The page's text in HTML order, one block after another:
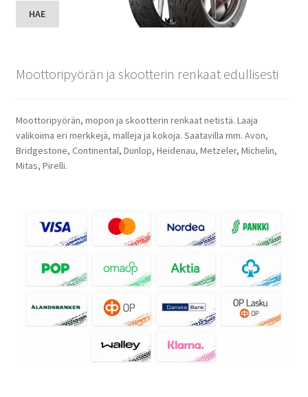
HAE
Moottoripyörän ja skootterin renkaat edullisesti
Moottoripyörän, mopon ja skootterin renkaat netistä. Laaja
valikoima eri merkkejä, malleja ja kokoja. Saatavilla mm. Avon,
Bridgestone, Continental, Dunlop, Heidenau, Metzeler, Michelin,
Mitas, Pirelli.